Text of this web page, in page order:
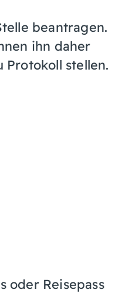
beantragen.
ihn daher
stellen.
oder Reisepass